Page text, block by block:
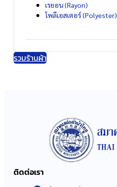
เรยอน (Rayon)
โพลีเอสเตอร์ (Polyester)
รวมร้านผ้า
ติดต่อเรา